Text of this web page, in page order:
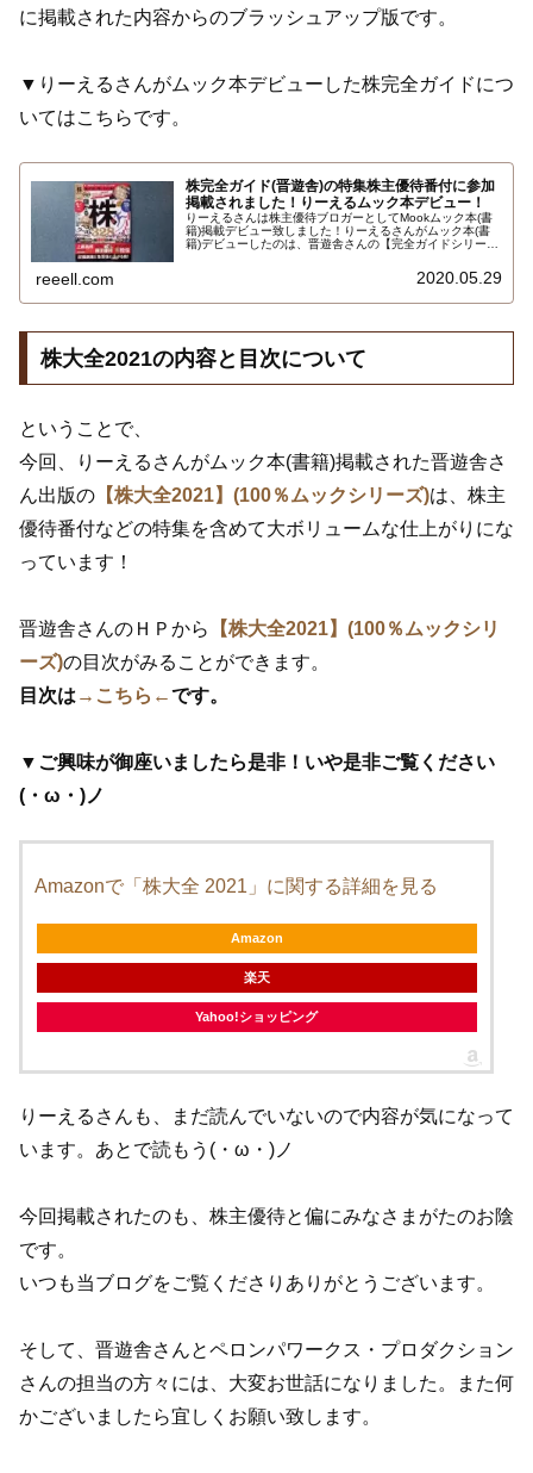
に掲載された内容からのブラッシュアップ版です。
▼りーえるさんがムック本デビューした株完全ガイドにつ
いてはこちらです。
株完全ガイド(晋遊舎)の特集株主優待番付に参加
掲載されました！りーえるムック本デビュー！
りーえるさんは株主優待ブロガーとしてMookムック本(書
籍)掲載デビュー致しました！りーえるさんがムック本(書
籍)デビューしたのは、晋遊舎さんの【完全ガイドシリーズ
2020年5月27日です。参加掲載されたのは特集の株主優待
reeell.com 2020.05.29
株大全2021の内容と目次について
ということで、
今回、りーえるさんがムック本(書籍)掲載された晋遊舎さ
ん出版の 【株大全2021】(100％ムックシリーズ)は、株主
優待番付などの特集を含めて大ボリュームな仕上がりにな
っています！
晋遊舎さんのＨＰから
【株大全2021】(100％ムックシリ
ーズ)の目次がみることができます。
目次は →こちら←です。
▼ ご興味が御座いましたら是非！いや是非ご覧ください
(・ω・)ノ
Amazonで「株大全 2021」に関する詳細を見る
Amazon
楽天
Yahoo!ショッピング
りーえるさんも、まだ読んでいないので内容が気になって
います。あとで読もう(・ω・)ノ
今回掲載されたのも、株主優待と偏にみなさまがたのお陰
です。
いつも当ブログをご覧くださりありがとうございます。
そして、晋遊舎さんとペロンパワークス・プロダクション
さんの担当の方々には、大変お世話になりました。また何
かございましたら宜しくお願い致します。